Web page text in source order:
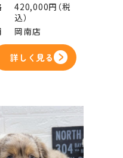
420,000円（税
込）
岡南店
詳しく見る